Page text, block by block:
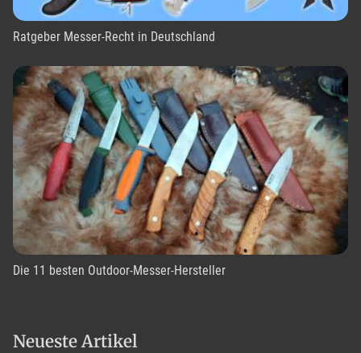
Ratgeber Messer-Recht in Deutschland
Die 11 besten Outdoor-Messer-Hersteller
Neueste Artikel